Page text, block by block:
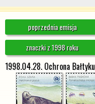
poprzednia emisja
znaczki z 1998 roku
1998.04.28. Ochrona Bałtyku